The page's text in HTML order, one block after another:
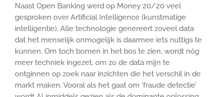
Naast Open Banking werd op Money 20/20 veel
gesproken over Artificial Intelligence (kunstmatige
intelligentie). Alle technologie genereert zoveel data
dat het menselijk onmogelijk is daarmee iets nuttigs te
kunnen. Om toch bomen in het bos te zien, wordt nóg
meer techniek ingezet, om zo de data mijn te
ontginnen op zoek naar inzichten die het verschil in de
markt maken. Vooral als het gaat om ‘fraude detectie’